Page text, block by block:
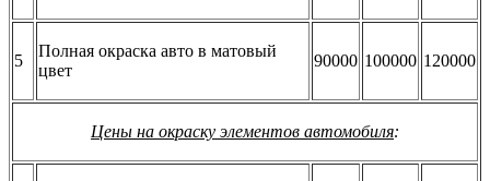
5
Полная окраска авто в матовый
цвет
90000 100000 120000
Цены на окраску элементов автомобиля: